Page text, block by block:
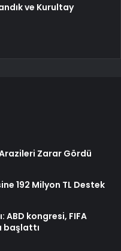
ve Kurultay
Zarar Gördü
192 Milyon TL Destek
ABD kongresi, FIFA
başlattı